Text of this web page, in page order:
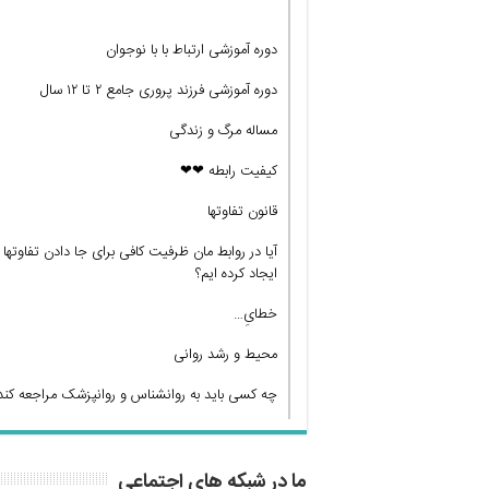
دوره آموزشی ارتباط با با نوجوان
دوره آموزشی فرزند پروری جامع ۲ تا ۱۲ سال
مساله مرگ و زندگی
کیفیت رابطه ❤❤
قانون تفاوتها
آیا در روابط مان ظرفیت کافی برای جا دادن تفاوتها
ایجاد کرده ایم؟
خطایِ…
محیط و رشد روانی
چه کسی باید به روانشناس و روانپزشک مراجعه
ما در شبکه های اجتماعی